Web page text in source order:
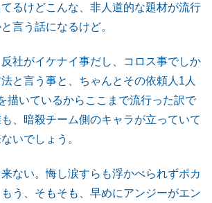
るけどこんな、非人道的な題材が流行
言う話になるけど。
社がイケナイ事だし、コロス事でしか
と言う事と、ちゃんとその依頼人1人
描いているからここまで流行った訳で
、暗殺チーム側のキャラが立っていて
いでしょう。
ない。悔し涙すらも浮かべられずポカ
、そもそも、早めにアンジーがエン